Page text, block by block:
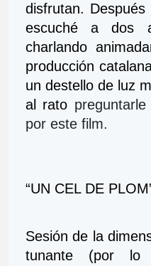
disfrutan.
escuché a dos
charlando
producción
un destello de luz
al rato p
por este film.
“UN CEL DE
Sesión de la
tunante (por lo